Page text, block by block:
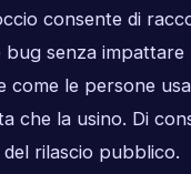
consente di
senza impattare
le persone
che la usino. Di
rilascio pubblico.